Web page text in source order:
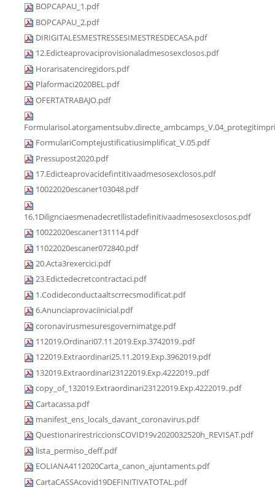
BOPCAPAU_1.pdf
BOPCAPAU_2.pdf
DIRIGITALESMESTRESSESIMESTRESDECASA.pdf
12.Edicteaprovaciprovisionaladmesosexclosos.pdf
Horarisatenciregidors.pdf
Plaformaci2020BEL.pdf
OFERTATRABAJO.pdf
FormulariComptejustificatiusimplificat_V.05.pdf
Pressupost2020.pdf
17.Edicteaprovacidefintitivaadmesosexclosos.pdf
10022020escaner103048.pdf
16.1Dilignciaesmenadecretllistadefinitivaadmesosexclosos.pdf
10022020escaner131114.pdf
11022020escaner072840.pdf
20.Acta3rexercici.pdf
23.Edictedecretcontractaci.pdf
1.Codideconductaaltscrrecsmodificat.pdf
6.Anunciaprovaciinicial.pdf
coronavirusmesuresgovernimatge.pdf
112019.Ordinari07.11.2019.Exp.3742019..pdf
122019.Extraordinari25.11.2019.Exp.3962019.pdf
132019.Extraordinari23122019.Exp.4222019..pdf
copy_of_132019.Extraordinari23122019.Exp.4222019..pdf
Cartacassa.pdf
manifest_ens_locals_davant_coronavirus.pdf
QuestionarirestriccionsCOVID19v2020032520h_REVISAT.pdf
lista_permiso_deff.pdf
EOLIANA4112020Carta_canon_ajuntaments.pdf
CartaCASSAcovid19DEFINITIVATOTAL.pdf